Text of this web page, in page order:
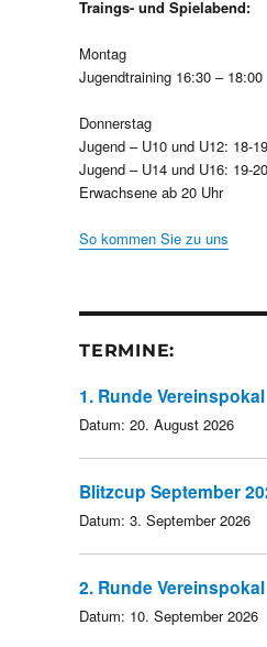
Traings- und Spielabend:
Montag
Jugendtraining 16:30 – 18:00
Donnerstag
Jugend – U10 und U12: 18-
Jugend – U14 und U16: 19-
Erwachsene ab 20 Uhr
So kommen Sie zu uns
TERMINE:
1. Runde Vereinspokal
Datum: 20. August 2026
Blitzcup September
Datum: 3. September 2026
2. Runde Vereinspokal
Datum: 10. September 2026